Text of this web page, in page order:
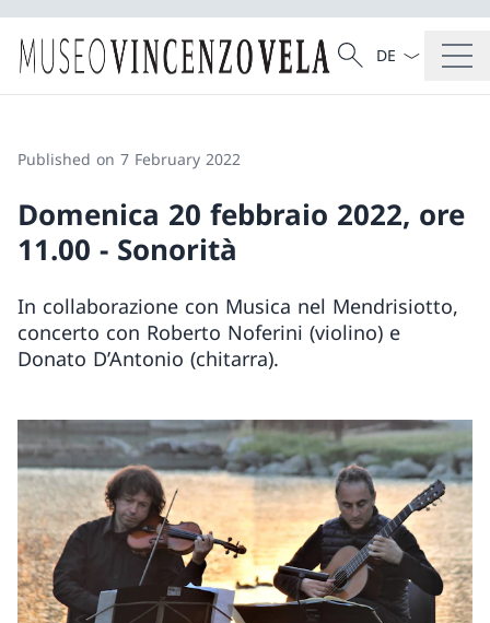
Search
Search
Language
Published on 7 February 2022
Domenica 20 febbraio 2022, ore
11.00 - Sonorità
In collaborazione con Musica nel Mendrisiotto,
concerto con Roberto Noferini (violino) e
Donato D’Antonio (chitarra).